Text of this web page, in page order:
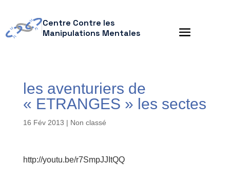
Centre Contre les
Manipulations Mentales
les aventuriers de
« ETRANGES » les sectes
16 Fév 2013 | Non classé
http://youtu.be/r7SmpJJItQQ